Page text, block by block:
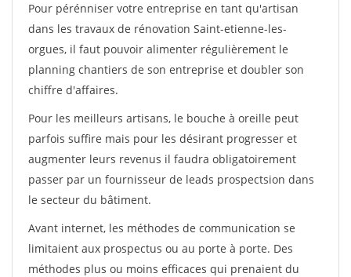
Pour pérénniser votre entreprise en tant qu'artisan
dans les travaux de rénovation Saint-etienne-les-
orgues, il faut pouvoir alimenter régulièrement le
planning chantiers de son entreprise et doubler son
chiffre d'affaires.
Pour les meilleurs artisans, le bouche à oreille peut
parfois suffire mais pour les désirant progresser et
augmenter leurs revenus il faudra obligatoirement
passer par un fournisseur de leads prospectsion dans
le secteur du bâtiment.
Avant internet, les méthodes de communication se
limitaient aux prospectus ou au porte à porte. Des
méthodes plus ou moins efficaces qui prenaient du